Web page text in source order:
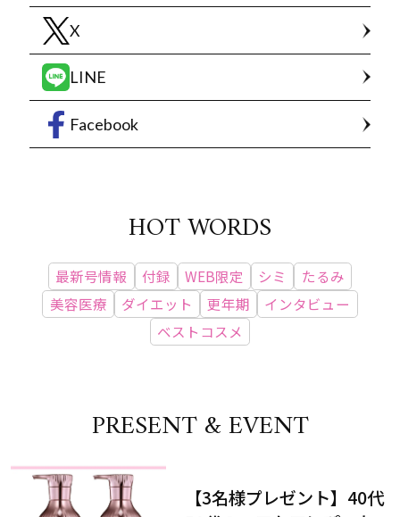
X
LINE
Facebook
HOT WORDS
最新号情報 付録 WEB限定 シミ
たるみ
美容医療
ダイエット 更年期
インタビュー
ベストコスメ
PRESENT & EVENT
【3名様プレゼント】40代